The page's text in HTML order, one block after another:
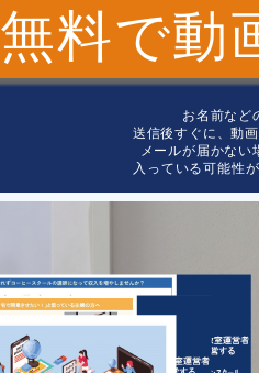
無料で動
お名前など
送信後すぐに、動
メールが届かな
入っている可能性